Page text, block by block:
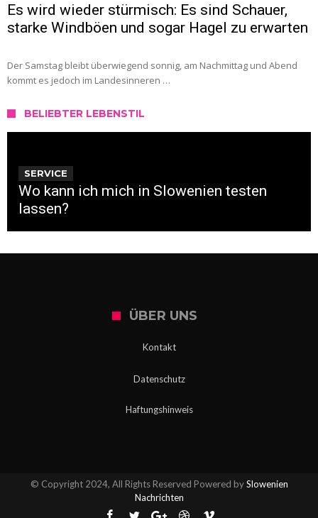
Es wird wieder stürmisch: Es sind Schauer,
starke Windböen und sogar Hagel zu erwarten
Der Samstag bleibt überwiegend sonnig, am Nachmittag und Abend
kommt es jedoch im Landesinneren …
BELIEBTER LEBENSTIL
SERVICE
Wo kann ich mich in Slowenien testen
lassen?
ÜBER UNS
Kontakt
Datenschutz
Haftungshinweis
© Copyright 2024, All Rights Reserved Powered bySlowenien
Nachrichten